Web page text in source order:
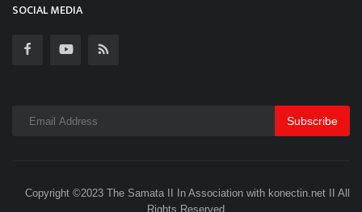
SOCIAL MEDIA
Subscribe
Copyright ©2023 The Samata II In Association with konectin.net II All
Rights Reserved.